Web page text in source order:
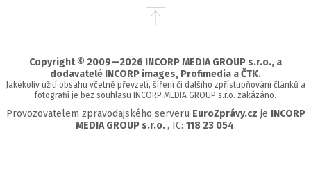
Přejít
stránky
Copyright © 2009—2026 INCORP MEDIA GROUP s.r.o., a
dodavatelé INCORP images, Profimedia a ČTK.
Jakékoliv užití obsahu včetně převzetí, šíření či dalšího zpřístupňování článků a
fotografií je bez souhlasu INCORP MEDIA GROUP s.r.o. zakázáno.
Provozovatelem zpravodajského serveru EuroZprávy.cz je INCORP
MEDIA GROUP s.r.o. , IC: 118 23 054.